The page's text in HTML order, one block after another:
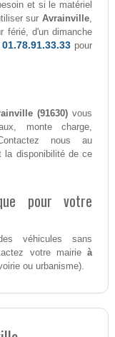
et si le matériel
surAvrainville,
férié, d'un dimanche
01.78.91.33.33 pour
(91630) vous
monte charge,
nous au
la disponibilité de ce
pour votre
véhicules sans
votre mairieà
ou urbanisme).